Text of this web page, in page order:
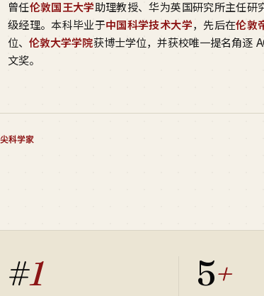
曾任伦敦国王大学助理教授、华为英国研究所主任研
级经理。本科毕业于中国科学技术大学，先后在伦敦
位、伦敦大学学院获博士学位，并获校唯一提名角逐
文奖。
科学家
#1 5+